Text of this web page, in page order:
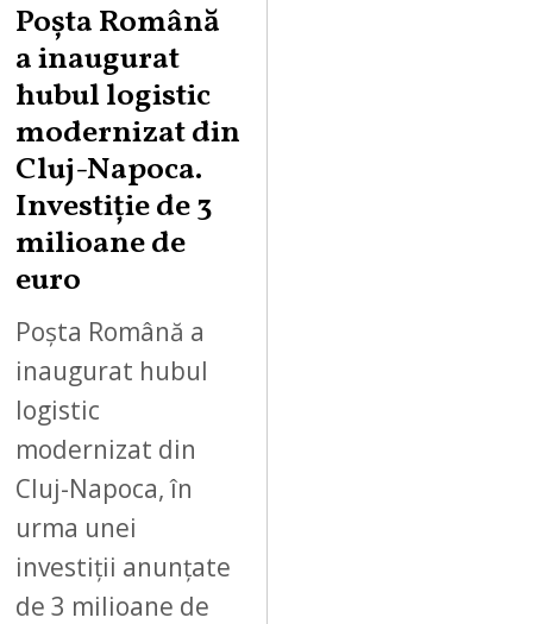
Poșta Română
a inaugurat
hubul logistic
modernizat din
Cluj-Napoca.
Investiție de 3
milioane de
euro
Poșta Română a
inaugurat hubul
logistic
modernizat din
Cluj-Napoca, în
urma unei
investiții anunțate
de 3 milioane de